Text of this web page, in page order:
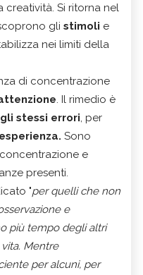
Si ritorna nel
gli stimoli e
nei limiti della
di concentrazione
. Il rimedio è
stessi errori, per
Sono
e
presenti.
"per quelli che non
e
più tempo degli altri
Mentre
per alcuni, per